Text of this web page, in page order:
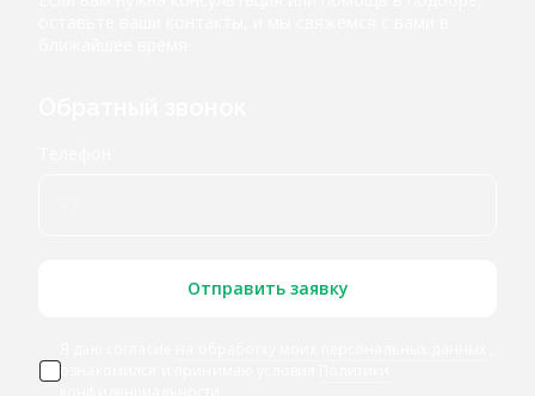
Отправить заявку
ознакомился и принимаю условия